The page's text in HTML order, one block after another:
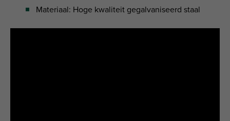
Materiaal: Hoge kwaliteit gegalvaniseerd staal